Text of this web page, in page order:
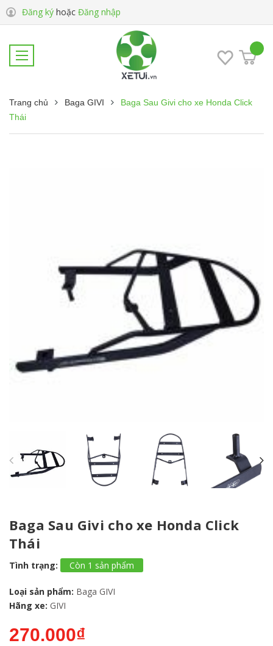
Đăng ký hoặc Đăng nhập
Trang chủ Baga GIVI
Baga Sau Givi cho xe Honda Click
Thái
Baga Sau Givi cho xe Honda Click
Thái
Tình trạng: Còn 1 sản phẩm
Loại sản phẩm: Baga GIVI
Hãng xe: GIVI
270.000₫